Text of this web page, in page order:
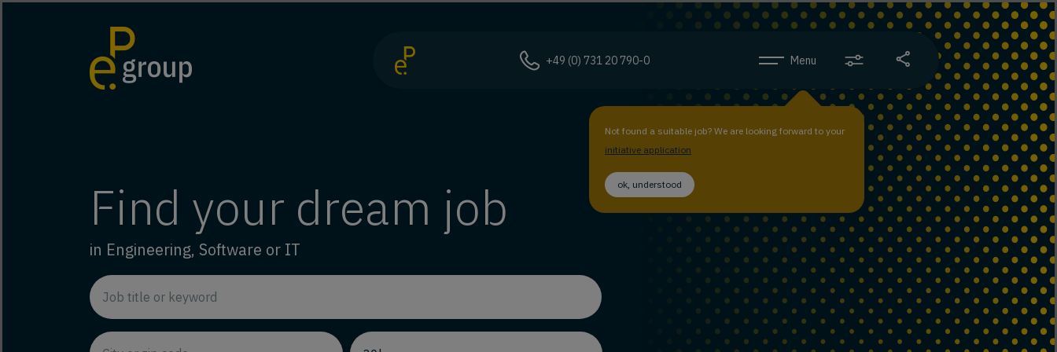
Not found a suitable job? We are looking forward to your
initiative application
ok, understood
+49 (0) 731 20 790-0 Menu
Find your dream job
in Engineering, Software or IT